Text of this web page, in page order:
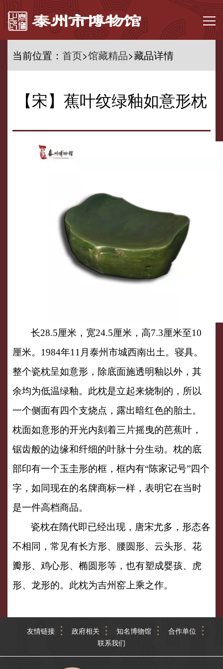
首页
文博资讯
当前位置： 首页>馆藏精品>藏品详情
【宋】蕉叶纹绿釉如意形枕
长28.5厘米，宽24.5厘米，高7.3厘米至10
厘米。1984年11月泰州市城西南出土。寝具。
整个瓷枕呈如意形，除底面施透明釉以外，其
余均为低温绿釉。此枕是立起来烧制的，所以
一个侧面有四个支烧点，露出暗红色的胎土。
枕面如意形的开光内刻着三片摇曳的芭蕉叶，
锯齿般的边缘和纤细的叶脉十分生动。枕的底
部印有一个玉圭形的框，框内有“陈家记号”四个
字，如同现在的名牌商标一样，表明它在当时
是一件高档商品。
瓷枕在隋代即已经出现，唐宋尤多，形态各
不相同，常见有长方形、腰圆形、云头形、花
瓣形、鸡心形、椭圆形等，也有塑成婴孩、虎
形、龙形的。此枕为吉州窑上乘之作。
友情链接 政府相关 知名博物馆
合作单位
联系我们